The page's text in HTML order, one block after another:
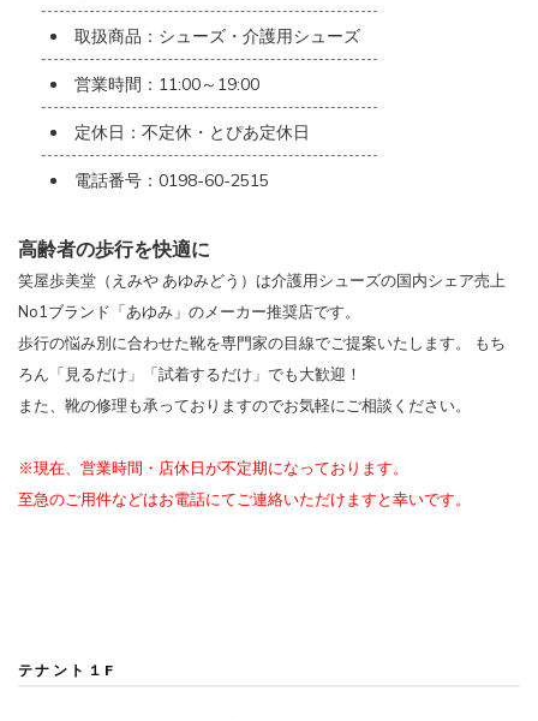
取扱商品：シューズ・介護用シューズ
営業時間：11:00～19:00
定休日：不定休・とぴあ定休日
電話番号：0198-60-2515
高齢者の歩行を快適に
笑屋歩美堂（えみや あゆみどう）は介護用シューズの国内シェア売上
No1ブランド「あゆみ」のメーカー推奨店です。
歩行の悩み別に合わせた靴を専門家の目線でご提案いたします。 もち
ろん「見るだけ」「試着するだけ」でも大歓迎！
また、靴の修理も承っておりますのでお気軽にご相談ください。
※現在、営業時間・店休日が不定期になっております。
至急のご用件などはお電話にてご連絡いただけますと幸いです。
テナント１F